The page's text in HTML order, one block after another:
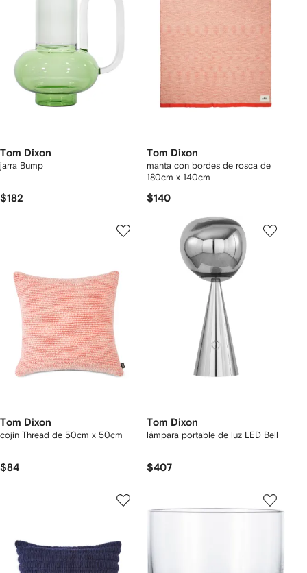
Tom Dixon
jarra Bump
$182
Tom Dixon
manta con bordes de rosca de
180cm x 140cm
$140
Tom Dixon
cojín Thread de 50cm x 50cm
$84
Tom Dixon
lámpara portable de luz LED Bell
$407